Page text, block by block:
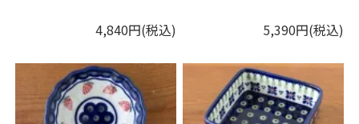
4,840円(税込) 5,390円(税込)